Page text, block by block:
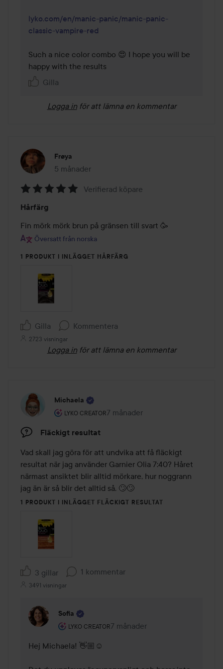
lyko.com/en/manic-panic/manic-panic-
classic-vampire-red
Such a nice color combo 😍 I hope you will be
happy with the results
Gilla
Logga in för att lämna en kommentar
Frøya
5 månader
Inlägget skapades 5 månader
5
av
5
Verifierad köpare
Hårfärg
Fin mörk mörk brun på gränsen till svart 🥳
Översatt från norska
1 PRODUKT I INLÄGGET HÅRFÄRG
Gilla Kommentera
2723 visningar
Logga in för att lämna en kommentar
Michaela
LYKO CREATOR
Användarens roll: Lyko Creator.
7 månader
Inlägget skapades 7 månader
Fläckigt resultat
Vad skall jag göra för att undvika att få fläckigt
resultat när jag använder Garnier Olia 7:40? Håret
närmast ansiktet blir alltid mörkare, hur noggrann
jag än är så blir det alltid så. 🙄🙄
1 PRODUKT I INLÄGGET FLÄCKIGT RESULTAT
3 gillar 1 kommentar
3491 visningar
Sofia
LYKO CREATOR
Användarens roll: Lyko Creator.
7 månader
Kommentaren lades 7 månader
Hej Michaela! 👋🏼☺️